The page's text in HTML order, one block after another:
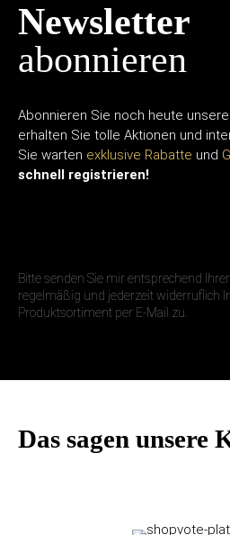
Newsletter
abonnieren
Abonnieren Sie noch heute
erhalten Sie tolle Aktionen und
Sie warten exklusive Rabatte und
schnell registrieren!
Bitte senden Sie mir entsprechend
regelmäßig und jederzeit widerruflich
Produktsortiment per E-Mail zu.
Das sagen unsere